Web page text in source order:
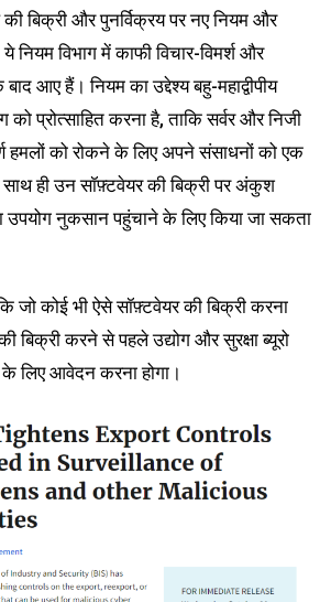
बिक्री और पुनर्विक्रय पर नए नियम और
नियम विभाग में काफी विचार-विमर्श और
आए हैं। नियम का उद्देश्य बहु-महाद्वीपीय
प्रोत्साहित करना है, ताकि सर्वर और निजी
हमलों को रोकने के लिए अपने संसाधनों को एक
ही उन सॉफ़्टवेयर की बिक्री पर अंकुश
उपयोग नुकसान पहुंचाने के लिए किया जा सकता
जो कोई भी ऐसे सॉफ़्टवेयर की बिक्री करना
बिक्री करने से पहले उद्योग और सुरक्षा ब्यूरो
लिए आवेदन करना होगा।